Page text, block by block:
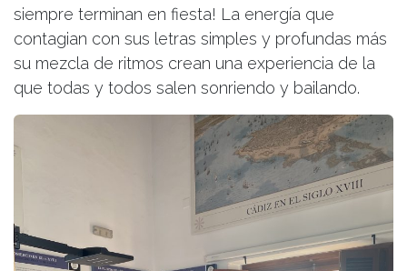
siempre terminan en fiesta! La energía que
contagian con sus letras simples y profundas más
su mezcla de ritmos crean una experiencia de la
que todas y todos salen sonriendo y bailando.